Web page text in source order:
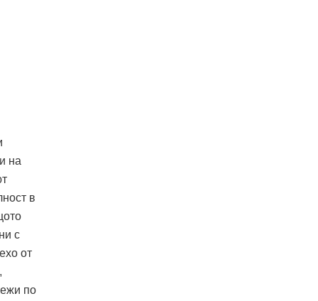
на
в
с
от
по